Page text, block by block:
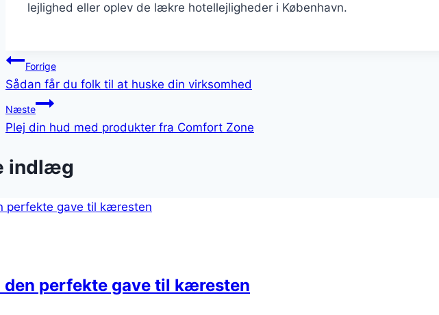
lejlighed eller oplev de lækre hotellejligheder i København.
Indlægsnavigation
Forrige
Sådan får du folk til at huske din virksomhed
Næste
Plej din hud med produkter fra Comfort Zone
indlæg
den perfekte gave til kæresten